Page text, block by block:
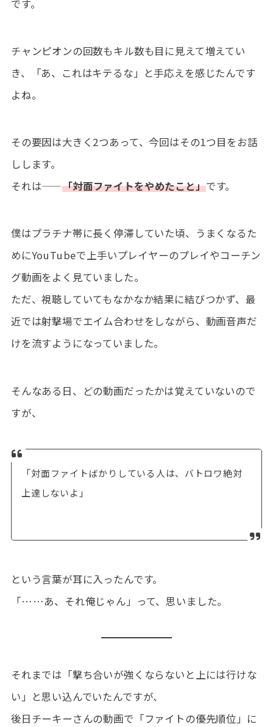
です。
チャンピオンの回数もキル数も目に見えて増えてい
き、「あ、これはキテるな」と手応えを感じたんです
よね。
その要因は大きく2つあって、今回はその1つ目をお話
しします。
それは——「対面ファイトをやめたこと」です。
僕はプラチナ帯に長く停滞していた頃、うまくなるた
めにYouTubeで上手いプレイヤーのプレイやコーチン
グ動画をよく見ていました。
ただ、視聴していてもなかなか結果に結びつかず、最
近では射撃場でエイム合わせをしながら、動画音声だ
けを流すようになっていました。
そんなある日、どの動画だったかは覚えていないので
すが、
「対面ファイトばかりしている人は、バトロワ絶対
上達しないよ」
という言葉が耳に入ったんです。
「……あ、それ俺じゃん」って、思いました。
それまでは「撃ち合いが強くならないと上には行けな
い」と思い込んでいたんですが、
後日チーキーさんの動画で「ファイトの優先順位」に